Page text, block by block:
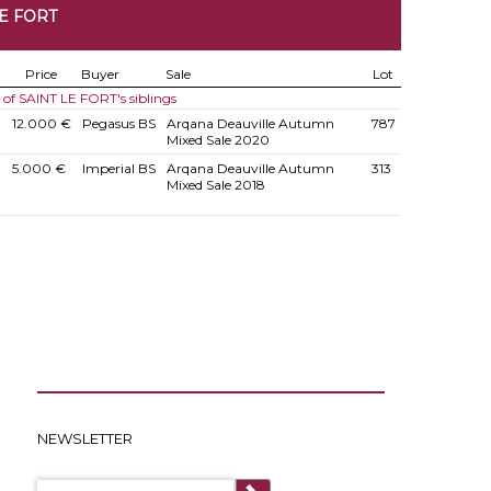
FORT
Price Buyer Sale
Lot
of SAINT LE FORT's siblings
12.000 € Pegasus BS
Arqana Deauville Autumn
Mixed Sale 2020
787
5.000 € Imperial BS
Arqana Deauville Autumn
Mixed Sale 2018
313
NEWSLETTER